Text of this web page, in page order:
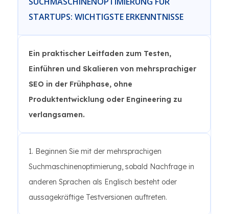
STARTUPS: WICHTIGSTE ERKENNTNISSE
Ein praktischer Leitfaden zum Testen,
Einführen und Skalieren von mehrsprachiger
SEO in der Frühphase, ohne
Produktentwicklung oder Engineering zu
verlangsamen.
1. Beginnen Sie mit der mehrsprachigen
Suchmaschinenoptimierung, sobald Nachfrage in
anderen Sprachen als Englisch besteht oder
aussagekräftige Testversionen auftreten.